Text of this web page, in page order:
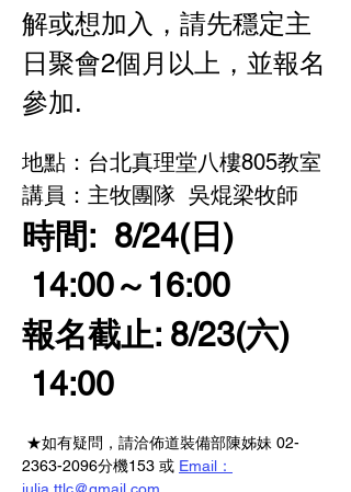
解或想加入，請先穩定主
日聚會2個月以上，並報名
參加.
地點：台北真理堂八樓805教室
講員：主牧團隊  吳焜梁牧師
時間:  8/24(日)
14:00～16:00
報名截止: 8/23(六)
14:00
2363-2096分機153 或 Email：